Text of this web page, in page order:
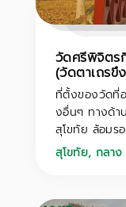
วัดศรีพิจิตร
(วัดตาเถรขึ
ที่ตั้งของวัดที่
งอื่นๆ ทางด้า
สุโขทัย ล้อมร
สุโขทัย, กลาง